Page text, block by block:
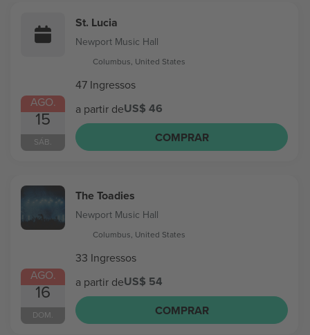
AGO.
15
SÁB.
St. Lucia
Newport Music Hall
Columbus, United States
47 Ingressos
a partir deUS$ 46
COMPRAR
AGO.
16
DOM.
The Toadies
Newport Music Hall
Columbus, United States
33 Ingressos
a partir deUS$ 54
COMPRAR